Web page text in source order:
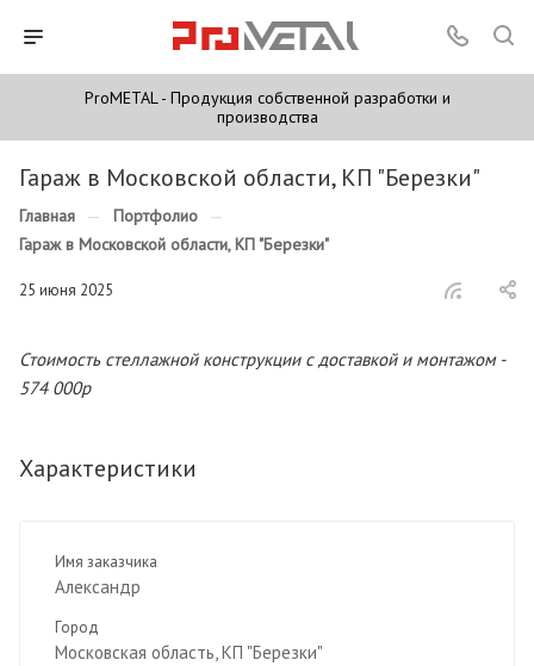
ProMETAL - Продукция собственной разработки и
производства
Гараж в Московской области, КП "Березки"
Главная — Портфолио —
Гараж в Московской области, КП "Березки"
25 июня 2025
Стоимость стеллажной конструкции с доставкой и монтажом -
574 000р
Характеристики
Имя заказчика
Александр
Город
Московская область, КП "Березки"